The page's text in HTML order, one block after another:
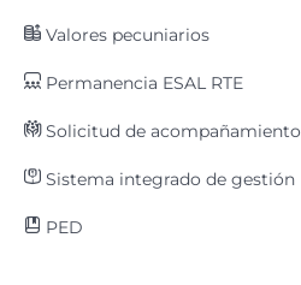
Valores pecuniarios
Permanencia ESAL RTE
Solicitud de acompañamiento
Sistema integrado de gestión
PED